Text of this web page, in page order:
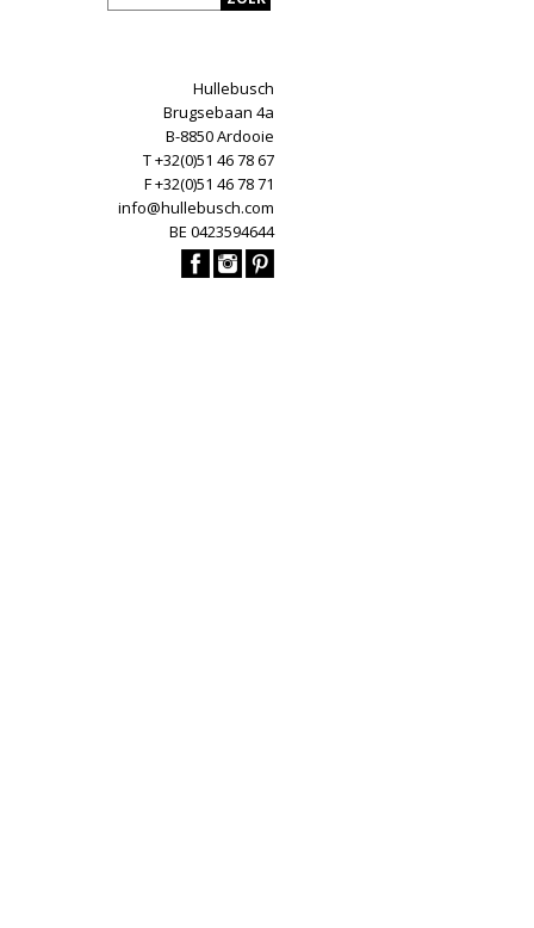
Hullebusch
Brugsebaan 4a
B-8850 Ardooie
T +32(0)51 46 78 67
F +32(0)51 46 78 71
info@hullebusch.com
BE 0423594644